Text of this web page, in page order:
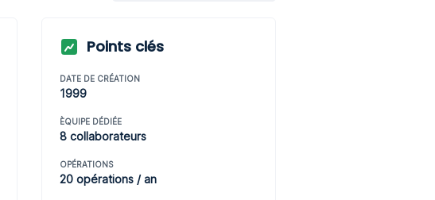
Points clés
DATE DE CRÉATION
1999
ÈQUIPE DÉDIÉE
8 collaborateurs
OPÉRATIONS
20 opérations / an